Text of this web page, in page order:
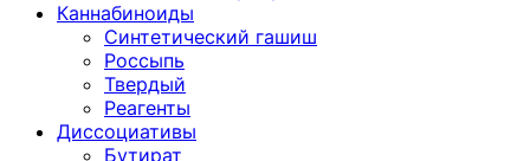
Каннабиноиды
Синтетический гашиш
Россыпь
Твердый
Реагенты
Диссоциативы
Бутират